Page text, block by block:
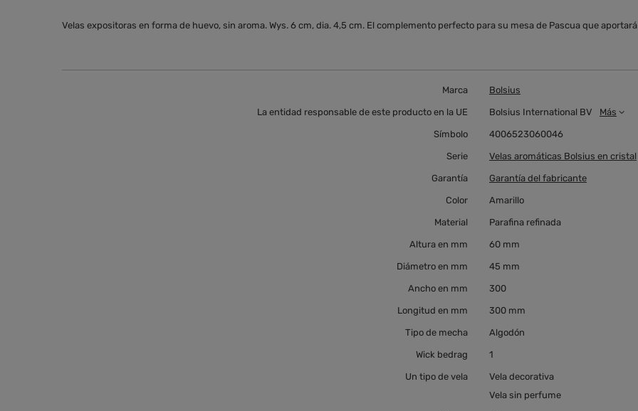
Velas expositoras en forma de huevo, sin aroma. Wys. 6 cm, dia. 4,5 cm. El complemento perfecto para su mesa de Pascua que
Marca Bolsius
La entidad responsable de este producto en la UE Bolsius International BV Más
Símbolo 4006523060046
Serie Velas aromáticas Bolsius en cristal
Garantía Garantía del fabricante
Color Amarillo
Material Parafina refinada
Altura en mm 60 mm
Diámetro en mm 45 mm
Ancho en mm 300
Longitud en mm 300 mm
Tipo de mecha Algodón
Wick bedrag 1
Un tipo de vela
Vela decorativa
Vela sin perfume